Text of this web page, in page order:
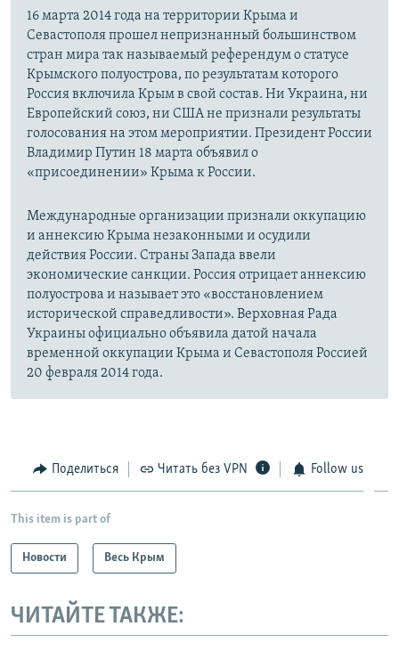
16 марта 2014 года на территории Крыма и
Севастополя прошел непризнанный большинством
стран мира так называемый референдум о статусе
Крымского полуострова, по результатам которого
Россия включила Крым в свой состав. Ни Украина, ни
Европейский союз, ни США не признали результаты
голосования на этом мероприятии. Президент России
Владимир Путин 18 марта объявил о
«присоединении» Крыма к России.
Международные организации признали оккупацию
и аннексию Крыма незаконными и осудили
действия России. Страны Запада ввели
экономические санкции. Россия отрицает аннексию
полуострова и называет это «восстановлением
исторической справедливости». Верховная Рада
Украины официально объявила датой начала
временной оккупации Крыма и Севастополя Россией
20 февраля 2014 года.
Поделиться Читать без VPN Follow us
This item is part of
Новости Весь Крым
ЧИТАЙТЕ ТАКЖЕ: